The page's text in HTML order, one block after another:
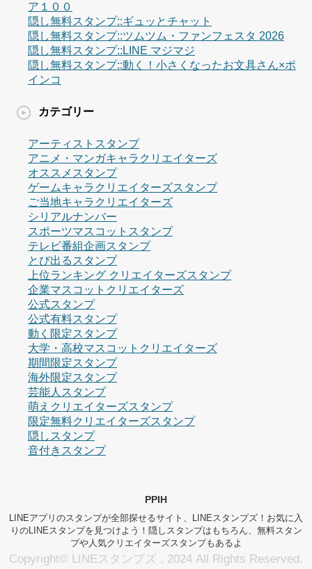
ア１００
隠し無料スタンプ::ギュッとチャット
隠し無料スタンプ::ツムツム・ファンフェスタ 2026
隠し無料スタンプ::LINE マジマジ
隠し無料スタンプ::動く！小さくなったお文具さん×ポ
インコ
カテゴリー
アーティストスタンプ
アニメ・マンガキャラクリエイターズ
オススメスタンプ
ゲームキャラクリエイターズスタンプ
ご当地キャラクリエイターズ
シリアルナンバー
スポーツマスコットスタンプ
テレビ番組企画スタンプ
とび出るスタンプ
上位ランキング クリエイターズスタンプ
企業マスコットクリエイターズ
公式スタンプ
公式有料スタンプ
動く限定スタンプ
大学・高校マスコットクリエイターズ
期間限定スタンプ
海外限定スタンプ
芸能人スタンプ
萌えクリエイターズスタンプ
限定無料クリエイターズスタンプ
隠しスタンプ
音付きスタンプ
PPIH
LINEアプリのスタンプが全部探せるサイト、LINEスタンプズ！お気に入
りのLINEスタンプを見つけよう！隠しスタンプはもちろん、無料スタン
プや人気クリエイターズスタンプもあるよ
Copyright© LINEスタンプズ , 2024 All Rights Reserved.